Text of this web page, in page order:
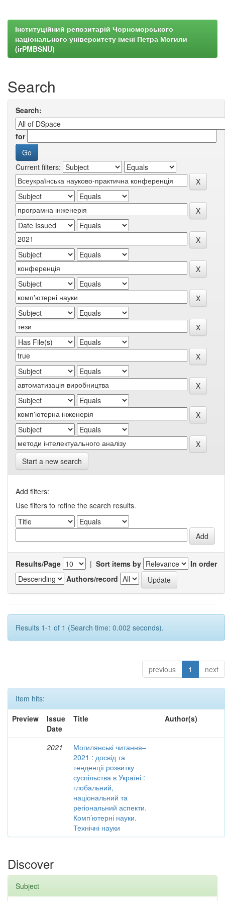
Інституційний репозитарій Чорноморського
національного університету імені Петра Могили
(irPMBSNU)
Search
Search:
for
Current filters:
Start a new search
Add filters:
Use filters to refine the search results.
Results/Page | Sort items by
In order
Authors/record
Results 1-1 of 1 (Search time: 0.002 seconds).
previous 1 next
Item hits:
Preview
Issue
Date
Title Author(s)
2021
Могилянські читання–
2021 : досвід та
тенденції розвитку
суспільства в Україні :
глобальний,
національний та
регіональний аспекти.
Комп’ютерні науки.
Технічні науки
Discover
Subject